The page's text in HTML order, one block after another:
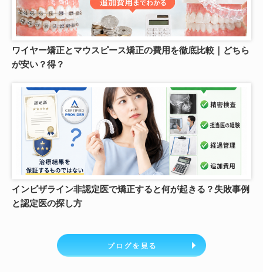
ワイヤー矯正とマウスピース矯正の費用を徹底比較｜どちら
が安い？得？
インビザライン非認定医で矯正すると何が起きる？失敗事例
と認定医の探し方